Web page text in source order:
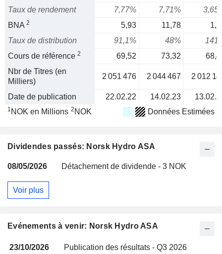
Taux de rendement
7,77% 7,71%
BNA 2 5,93 11,78
Taux de distribution
91,1% 48%
Cours de référence 2 69,52 73,32
Nbr de Titres (en
Milliers)
2 051 476 2 044 467 2 012
Date de publication 22.02.22 14.02.23
1 NOK en Millions 2 NOK Données Estimées
Dividendes passés: Norsk Hydro ASA
08/05/2026 Détachement de dividende - 3 NOK
Voir plus
Evénements à venir: Norsk Hydro ASA
23/10/2026 Publication des résultats - Q3 2026